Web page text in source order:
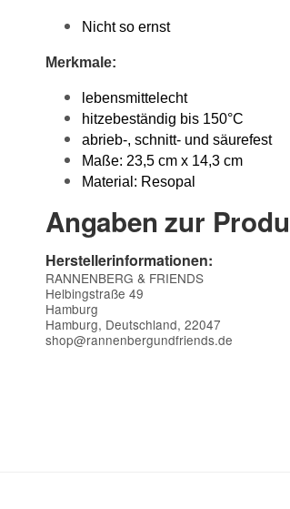
Nicht so ernst
Merkmale:
lebensmittelecht
hitzebeständig bis 150°C
abrieb-, schnitt- und säurefest
Maße: 23,5 cm x 14,3 cm
Material: Resopal
Angaben zur
Herstellerinformationen:
RANNENBERG & FRIENDS
Helbingstraße 49
Hamburg
Hamburg, Deutschland, 22047
shop@rannenbergundfriends.de